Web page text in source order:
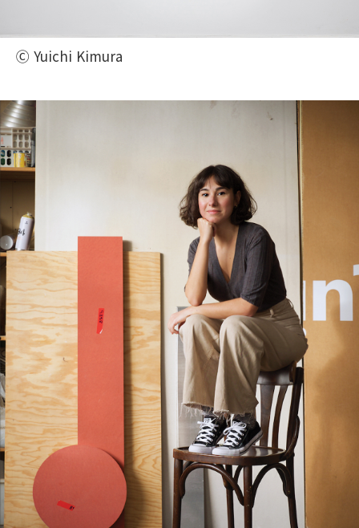
Ⓒ Yuichi Kimura